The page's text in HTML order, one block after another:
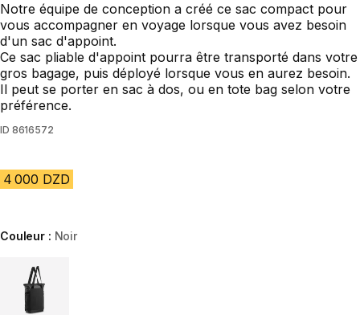
Notre équipe de conception a créé ce sac compact pour
vous accompagner en voyage lorsque vous avez besoin
d'un sac d'appoint.
Ce sac pliable d'appoint pourra être transporté dans votre
gros bagage, puis déployé lorsque vous en aurez besoin.
Il peut se porter en sac à dos, ou en tote bag selon votre
préférence.
ID 8616572
4 000 DZD
Couleur : Noir
Choose a variant